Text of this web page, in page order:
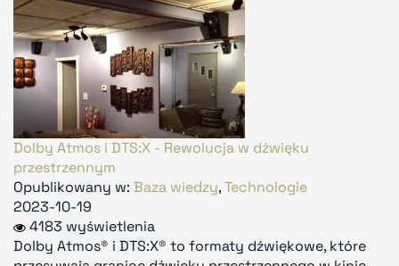
Dolby Atmos i DTS:X - Rewolucja w dźwięku
przestrzennym
Opublikowany w: Baza wiedzy,Technologie
2023-10-19
4183 wyświetlenia
Dolby Atmos® i DTS:X® to formaty dźwiękowe, które